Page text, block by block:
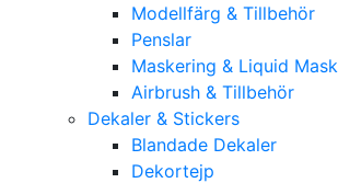
Modellfärg & Tillbehör
Penslar
Maskering & Liquid Mask
Airbrush & Tillbehör
Dekaler & Stickers
Blandade Dekaler
Dekortejp